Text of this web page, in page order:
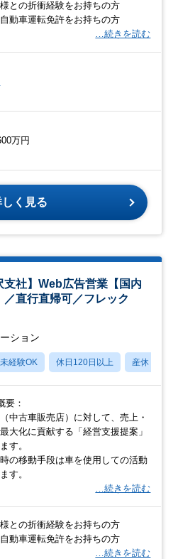
との折衝経験をお持ちの方
動車運転免許をお持ちの方
…続きを読む
万円
しく見る
支社】Web広告営業【国内
直行直帰可／フレック
ション
経験OK 休日120日以上 産休・育休
要：
（中古車販売店）に対して、売上・
大化に貢献する「経営支援提案」
す。
時の移動手段は車を使用しての活動
す。
…続きを読む
との折衝経験をお持ちの方
動車運転免許をお持ちの方
…続きを読む